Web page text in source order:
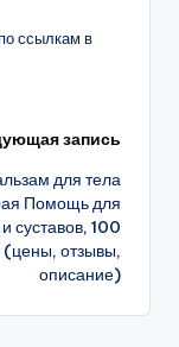
ссылкам в
запись
для тела
Помощь для
суставов, 100
(цены, отзывы,
описание)